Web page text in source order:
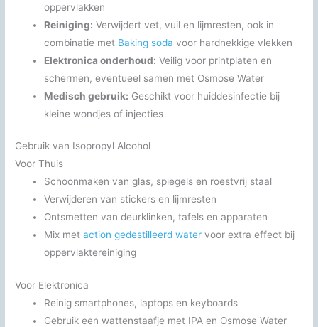
oppervlakken
Reiniging: Verwijdert vet, vuil en lijmresten, ook in
combinatie met Baking soda voor hardnekkige vlekken
Elektronica onderhoud: Veilig voor printplaten en
schermen, eventueel samen met Osmose Water
Medisch gebruik: Geschikt voor huiddesinfectie bij
kleine wondjes of injecties
Gebruik van Isopropyl Alcohol
Voor Thuis
Schoonmaken van glas, spiegels en roestvrij staal
Verwijderen van stickers en lijmresten
Ontsmetten van deurklinken, tafels en apparaten
Mix metaction gedestilleerd water voor extra effect bij
oppervlaktereiniging
Voor Elektronica
Reinig smartphones, laptops en keyboards
Gebruik een wattenstaafje met IPA en Osmose Water